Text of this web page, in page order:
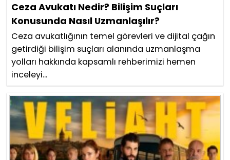
Ceza Avukatı Nedir? Bilişim Suçları
Konusunda Nasıl Uzmanlaşılır?
Ceza avukatlığının temel görevleri ve dijital çağın
getirdiği bilişim suçları alanında uzmanlaşma
yolları hakkında kapsamlı rehberimizi hemen
inceleyi...